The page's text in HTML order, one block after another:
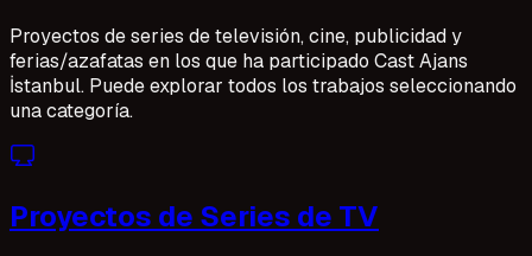
Proyectos de series de televisión, cine, publicidad y
ferias/azafatas en los que ha participado Cast Ajans
İstanbul. Puede explorar todos los trabajos seleccionando
una categoría.
Proyectos de Series de TV